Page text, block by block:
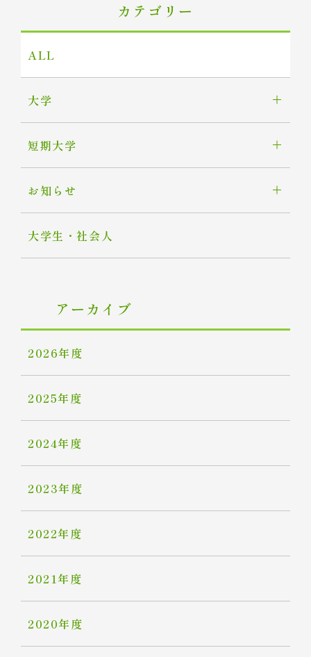
カテゴリー
ALL
大学
短期大学
お知らせ
大学生・社会人
アーカイブ
2026年度
2025年度
2024年度
2023年度
2022年度
2021年度
2020年度